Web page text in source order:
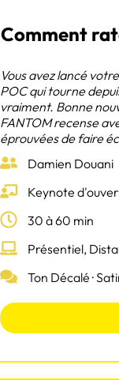
Comment
Vous avez lancé
POC qui tourne
vraiment. Bonne
FANTOM recense
éprouvées de faire
Damien Douani
Keynote
30 à 60 min
Présentiel,
Ton Décalé ·